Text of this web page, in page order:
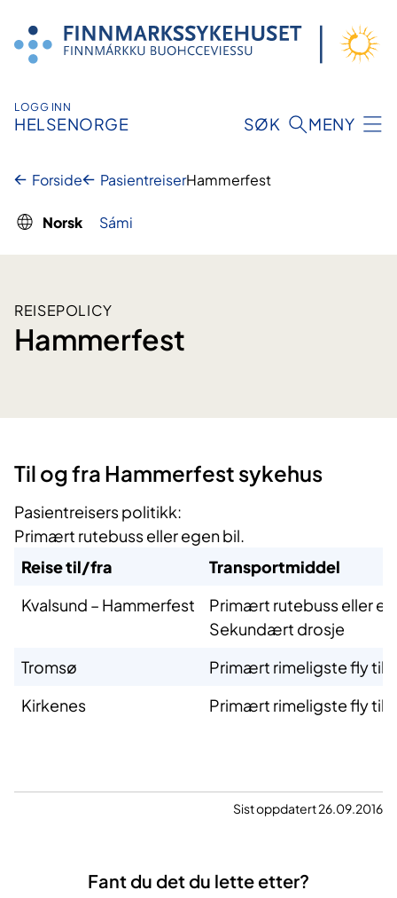
innhold
LOGG INN
HELSENORGE SØK MENY
Forside PasientreiserHammerfest
Norsk Sámi
REISEPOLICY
Hammerfest
​Til og fra Hammerfest sykehus
Pasientreisers politikk:
Primært rutebuss eller egen bil.
Reise til/fra
Transportmiddel
Kvalsund – Hammerfest
Primært rutebuss eller
Sekundært drosje
Tromsø
Primært rimeligste fly til/
Kirkenes
Primært rimeligste fly til/
Sist oppdatert 26.09.2016
Fant du det du lette etter?